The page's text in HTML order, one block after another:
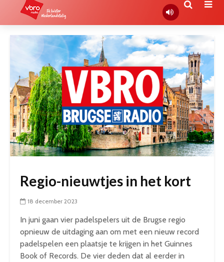
Regio-nieuwtjes in het kort
18 december 2023
In juni gaan vier padelspelers uit de Brugse regio
opnieuw de uitdaging aan om met een nieuw record
padelspelen een plaatsje te krijgen in het Guinnes
Book of Records. De vier deden dat al eerder in